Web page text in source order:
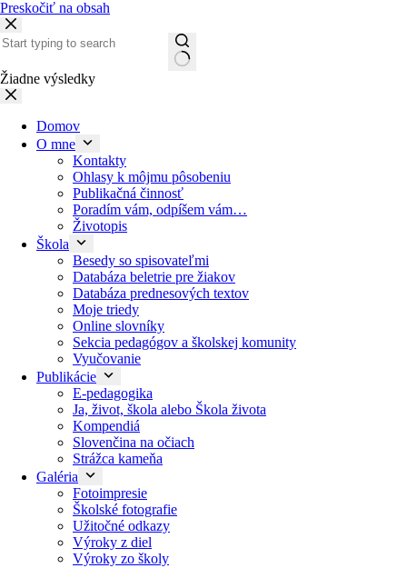
Preskočiť na obsah
Žiadne výsledky
Domov
O mne
Kontakty
Ohlasy k môjmu pôsobeniu
Publikačná činnosť
Poradím vám, odpíšem vám…
Životopis
Škola
Besedy so spisovateľmi
Databáza beletrie pre žiakov
Databáza prednesových textov
Moje triedy
Online slovníky
Sekcia pedagógov a školskej komunity
Vyučovanie
Publikácie
E-pedagogika
Ja, život, škola alebo Škola života
Kompendiá
Slovenčina na očiach
Strážca kameňa
Galéria
Fotoimpresie
Školské fotografie
Užitočné odkazy
Výroky z diel
Výroky zo školy